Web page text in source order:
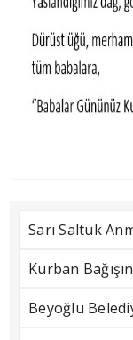
Sarı Saltuk
Kurban
Beyoğlu